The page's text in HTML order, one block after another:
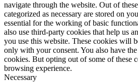
navigate through the website. Out of
categorized as necessary are stored on
essential for the working of basic
also use third-party cookies that help us
you use this website. These cookies will
only with your consent. You also have
cookies. But opting out of some of these
browsing experience.
Necessary